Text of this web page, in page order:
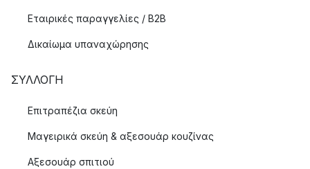
Εταιρικές παραγγελίες / B2B
Δικαίωμα υπαναχώρησης
ΣΥΛΛΟΓΉ
Επιτραπέζια σκεύη
Μαγειρικά σκεύη & αξεσουάρ κουζίνας
Αξεσουάρ σπιτιού